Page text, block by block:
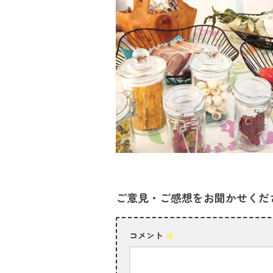
ご意見・ご感想をお聞かせくだ
コメント ※